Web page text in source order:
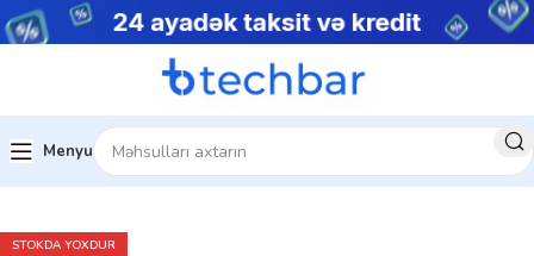
Menyu
Ev Kompüter aksesuarları USB Hub
STOKDA YOXDUR